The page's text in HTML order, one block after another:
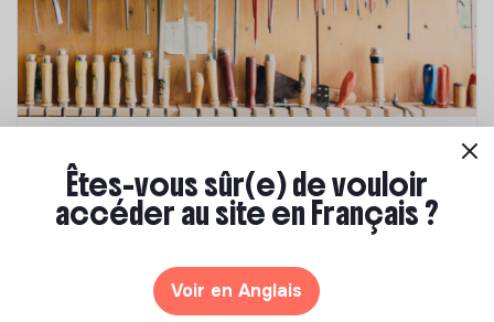
Comment se former à la transition écologique
Marianne Roussel•09 janvier 2024
Êtes-vous sûr(e) de vouloir
accéder au site en Français ?
Voir en Anglais